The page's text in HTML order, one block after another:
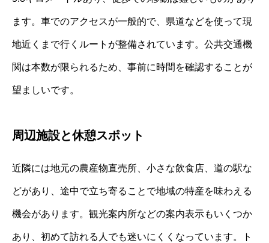
ます。車でのアクセスが一般的で、県道などを使って現
地近くまで行くルートが整備されています。公共交通機
関は本数が限られるため、事前に時間を確認することが
望ましいです。
周辺施設と休憩スポット
近隣には地元の農産物直売所、小さな飲食店、道の駅な
どがあり、途中で立ち寄ることで地域の特産を味わえる
機会があります。観光案内所などの案内表示もいくつか
あり、初めて訪れる人でも迷いにくくなっています。ト